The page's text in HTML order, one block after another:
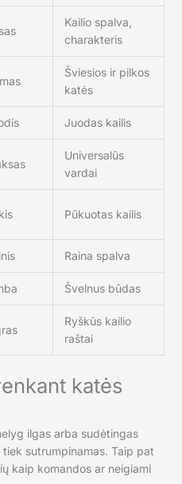
Kailio spalva,
charakteris
Šviesios ir pilkos
katės
Juodas kailis
Universalūs
vardai
Pūkuotas kailis
Raina spalva
Švelnus būdas
Ryškūs kailio
raštai
katės
ilgas arba sudėtingas
sutrumpinamas. Taip pat
kaip komandos ar neigiami